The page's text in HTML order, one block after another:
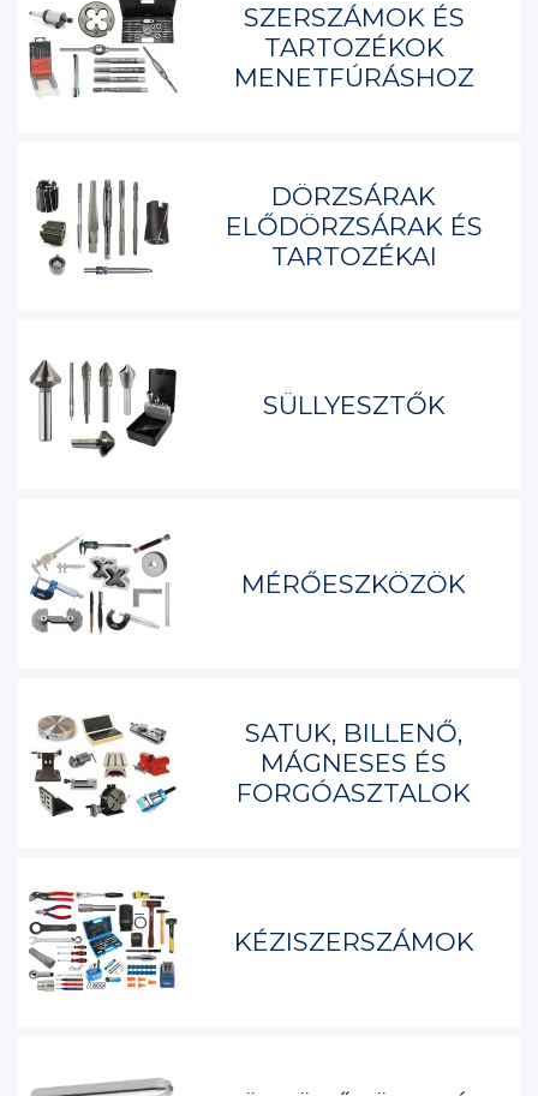
SZERSZÁMOK ÉS
TARTOZÉKOK
MENETFÚRÁSHOZ
DÖRZSÁRAK
ELŐDÖRZSÁRAK ÉS
TARTOZÉKAI
SÜLLYESZTŐK
MÉRŐESZKÖZÖK
SATUK, BILLENŐ,
MÁGNESES ÉS
FORGÓASZTALOK
KÉZISZERSZÁMOK